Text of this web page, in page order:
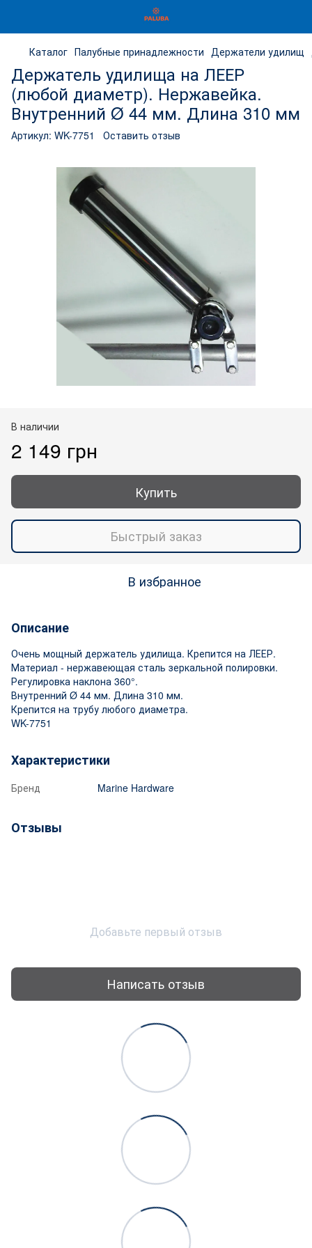
Каталог Палубные принадлежности Держатели удилищ
Держатель удилища на ЛЕЕР
(любой диаметр). Нержавейка.
Внутренний Ø 44 мм. Длина 310 мм
Артикул: WK-7751 Оставить отзыв
В наличии
2 149 грн
Купить
Быстрый заказ
В избранное
Описание
Очень мощный держатель удилища. Крепится на ЛЕЕР.
Материал - нержавеющая сталь зеркальной полировки.
Регулировка наклона 360°.
Внутренний Ø 44 мм. Длина 310 мм.
Крепится на трубу любого диаметра.
WK-7751
Характеристики
Бренд Marine Hardware
Отзывы
Добавьте первый отзыв
Написать отзыв